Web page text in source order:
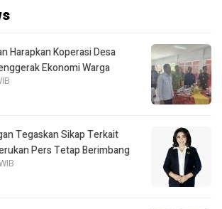
Harapkan Koperasi Desa
Ekonomi Warga
Tegaskan Sikap Terkait
Pers Tetap Berimbang